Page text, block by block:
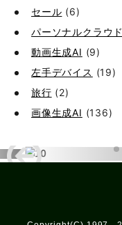
セール (6)
パーソナルクラウド
動画生成AI (9)
左手デバイス (19)
旅行 (2)
画像生成AI (136)